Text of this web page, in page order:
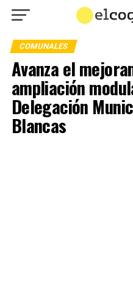
COMUNALES
Avanza el
ampliación
Delegación
Blancas